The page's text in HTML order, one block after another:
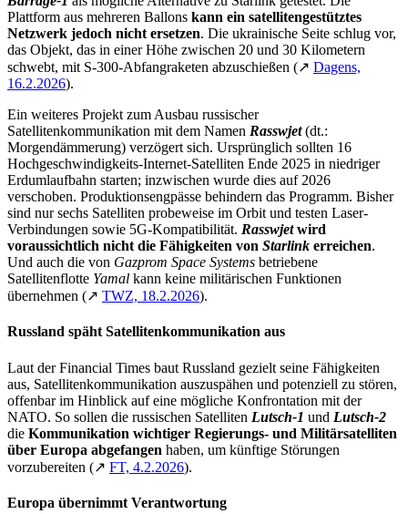
Plattform aus mehreren Ballons kann ein satellitengestütztes
Netzwerk jedoch nicht ersetzen. Die ukrainische Seite schlug vor,
das Objekt, das in einer Höhe zwischen 20 und 30 Kilometern
schwebt, mit S-300-Abfangraketen abzuschießen (↗ Dagens,
16.2.2026).
Ein weiteres Projekt zum Ausbau russischer
Satellitenkommunikation mit dem Namen Rasswjet(dt.:
Morgendämmerung) verzögert sich. Ursprünglich sollten 16
Hochgeschwindigkeits-Internet-Satelliten Ende 2025 in niedriger
Erdumlaufbahn starten; inzwischen wurde dies auf 2026
verschoben. Produktionsengpässe behindern das Programm. Bisher
sind nur sechs Satelliten probeweise im Orbit und testen Laser-
Verbindungen sowie 5G-Kompatibilität. Rasswjetwird
voraussichtlich nicht die Fähigkeiten von Starlink erreichen.
Und auch die von Gazprom Space Systems betriebene
Satellitenflotte Yamal kann keine militärischen Funktionen
übernehmen (↗ TWZ, 18.2.2026).
Russland späht Satellitenkommunikation aus
Laut der Financial Times baut Russland gezielt seine Fähigkeiten
aus, Satellitenkommunikation auszuspähen und potenziell zu stören,
offenbar im Hinblick auf eine mögliche Konfrontation mit der
NATO. So sollen die russischen Satelliten Lutsch-1 und Lutsch-2
die Kommunikation wichtiger Regierungs- und Militärsatelliten
über Europa abgefangen haben, um künftige Störungen
vorzubereiten (↗ FT, 4.2.2026).
Europa übernimmt Verantwortung